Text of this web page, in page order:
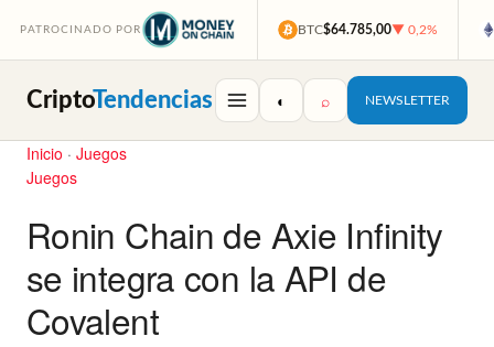
PATROCINADO POR BTC$64.785,00▼ 0,2%
CriptoTendencias ◐ ⌕ NEWSLETTER
Inicio · Juegos
Juegos
Ronin Chain de Axie Infinity
se integra con la API de
Covalent